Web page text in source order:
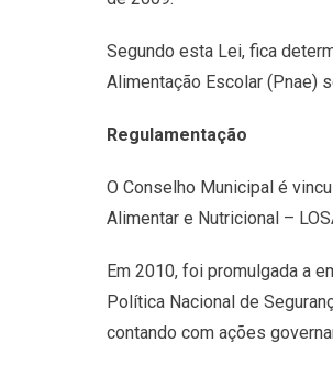
Segundo esta Lei, fica
Alimentação Escolar (Pnae)
Regulamentação
O Conselho Municipal é
Alimentar e Nutricional –
Em 2010, foi promulgada a
Política Nacional de
contando com ações